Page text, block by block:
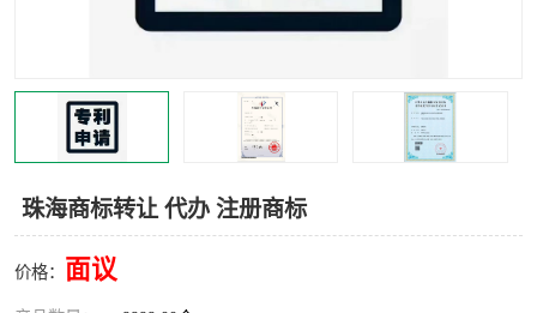
珠海商标转让 代办 注册商标
价格： 面议